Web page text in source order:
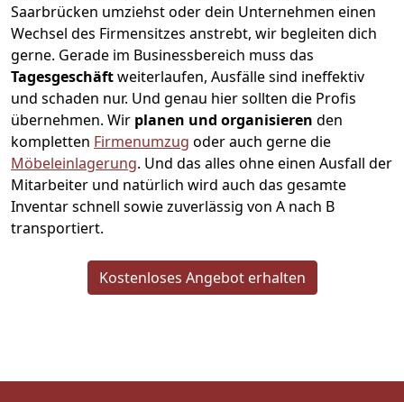
Saarbrücken umziehst oder dein Unternehmen einen
Wechsel des Firmensitzes anstrebt, wir begleiten dich
gerne. Gerade im Businessbereich muss das
Tagesgeschäftweiterlaufen, Ausfälle sind ineffektiv
und schaden nur. Und genau hier sollten die Profis
übernehmen. Wir planen und organisieren den
kompletten Firmenumzug oder auch gerne die
Möbeleinlagerung. Und das alles ohne einen Ausfall der
Mitarbeiter und natürlich wird auch das gesamte
Inventar schnell sowie zuverlässig von A nach B
transportiert.
Kostenloses Angebot erhalten